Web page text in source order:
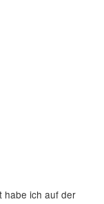
habe ich auf der